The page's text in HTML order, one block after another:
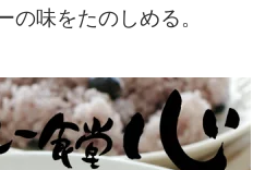
味をたのしめる。